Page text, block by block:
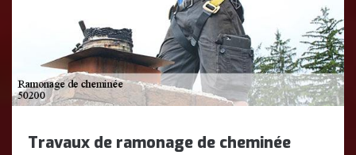
Travaux de ramonage de cheminée